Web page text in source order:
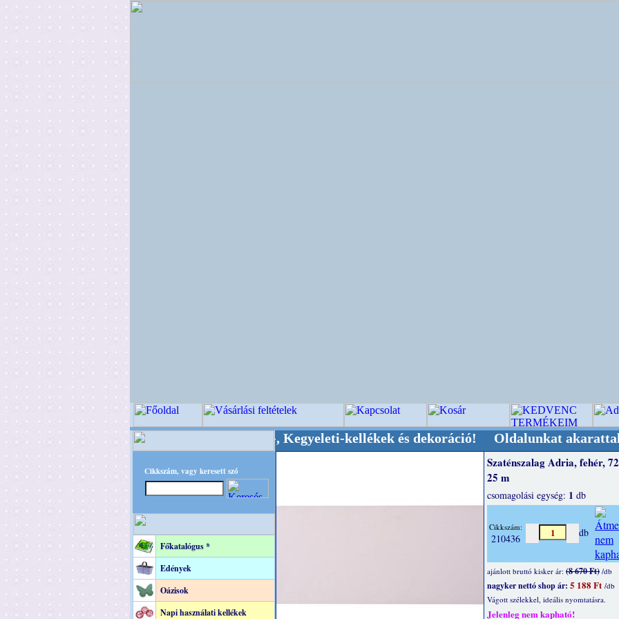
Cikkszám, vagy keresett szó
Főkatalógus *
Edények
Oázisok
Napi használati kellékek
Virágkötészeti-, Esküvői-, Kegyeleti-kellékek és dekoráció! Oldalunkat akarattal tartjuk
Szaténszalag Adria, fehér,
25 m
csomagolási egység: 1 db
Cikkszám:
210436 db
ajánlott bruttó kisker ár: (8 670 Ft) /db
nagyker nettó shop ár: 5 188 Ft /db
Vágott szélekkel, ideális nyomtatásra.
Jelenleg nem kapható!